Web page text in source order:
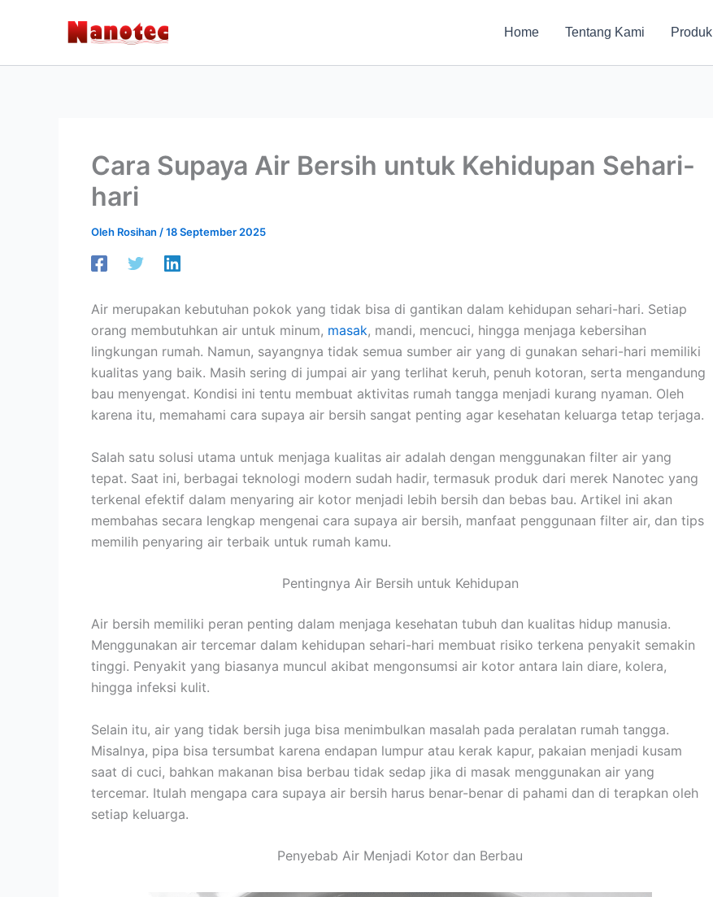
Home Tentang Kami Produk
Cara Supaya Air Bersih untuk Kehidupan Sehari-
hari
Oleh Rosihan /18 September 2025
Air merupakan kebutuhan pokok yang tidak bisa di gantikan dalam kehidupan sehari-hari. Setiap
orang membutuhkan air untuk minum, masak, mandi, mencuci, hingga menjaga kebersihan
lingkungan rumah. Namun, sayangnya tidak semua sumber air yang di gunakan sehari-hari memiliki
kualitas yang baik. Masih sering di jumpai air yang terlihat keruh, penuh kotoran, serta mengandung
bau menyengat. Kondisi ini tentu membuat aktivitas rumah tangga menjadi kurang nyaman. Oleh
karena itu, memahami cara supaya air bersih sangat penting agar kesehatan keluarga tetap terjaga.
Salah satu solusi utama untuk menjaga kualitas air adalah dengan menggunakan filter air yang
tepat. Saat ini, berbagai teknologi modern sudah hadir, termasuk produk dari merek Nanotec yang
terkenal efektif dalam menyaring air kotor menjadi lebih bersih dan bebas bau. Artikel ini akan
membahas secara lengkap mengenai cara supaya air bersih, manfaat penggunaan filter air, dan tips
memilih penyaring air terbaik untuk rumah kamu.
Pentingnya Air Bersih untuk Kehidupan
Air bersih memiliki peran penting dalam menjaga kesehatan tubuh dan kualitas hidup manusia.
Menggunakan air tercemar dalam kehidupan sehari-hari membuat risiko terkena penyakit semakin
tinggi. Penyakit yang biasanya muncul akibat mengonsumsi air kotor antara lain diare, kolera,
hingga infeksi kulit.
Selain itu, air yang tidak bersih juga bisa menimbulkan masalah pada peralatan rumah tangga.
Misalnya, pipa bisa tersumbat karena endapan lumpur atau kerak kapur, pakaian menjadi kusam
saat di cuci, bahkan makanan bisa berbau tidak sedap jika di masak menggunakan air yang
tercemar. Itulah mengapa cara supaya air bersih harus benar-benar di pahami dan di terapkan oleh
setiap keluarga.
Penyebab Air Menjadi Kotor dan Berbau